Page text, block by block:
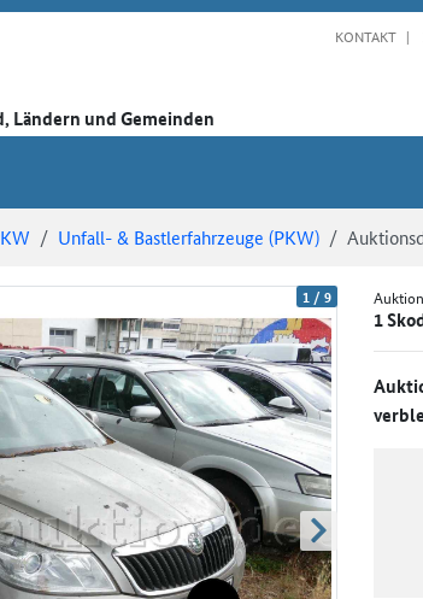
KONTAKT
Ländern und Gemeinden
Unfall- & Bastlerfahrzeuge (PKW)
1 /9
weiter blättern
1